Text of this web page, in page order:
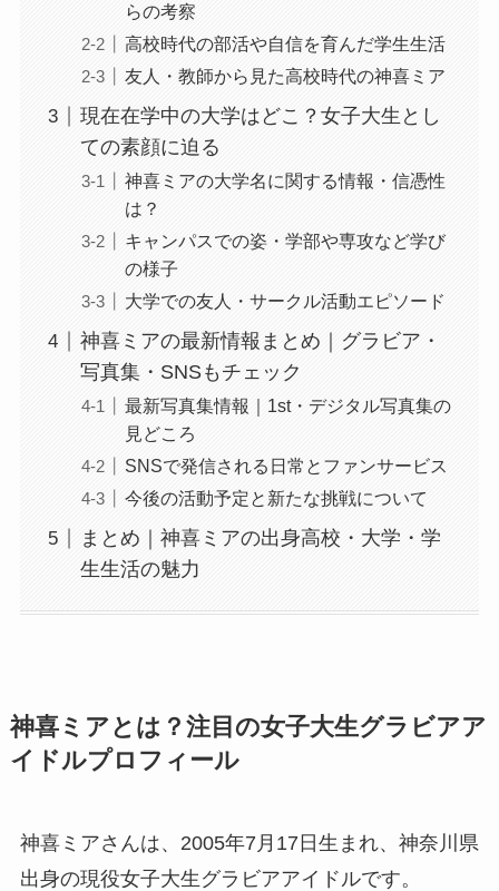
らの考察
高校時代の部活や自信を育んだ学生生活
友人・教師から見た高校時代の神喜ミア
現在在学中の大学はどこ？女子大生とし
ての素顔に迫る
神喜ミアの大学名に関する情報・信憑性
は？
キャンパスでの姿・学部や専攻など学び
の様子
大学での友人・サークル活動エピソード
神喜ミアの最新情報まとめ｜グラビア・
写真集・SNSもチェック
最新写真集情報｜1st・デジタル写真集の
見どころ
SNSで発信される日常とファンサービス
今後の活動予定と新たな挑戦について
まとめ｜神喜ミアの出身高校・大学・学
生生活の魅力
神喜ミアとは？注目の女子大生グラビアア
イドルプロフィール
神喜ミアさんは、2005年7月17日生まれ、神奈川県
出身の現役女子大生グラビアアイドルです。